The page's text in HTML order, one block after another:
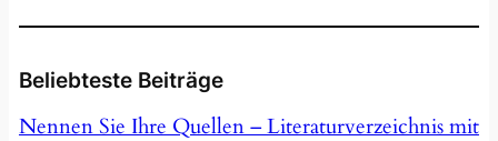
Beliebteste Beiträge
Nennen Sie Ihre Quellen – Literaturverzeichnis mit